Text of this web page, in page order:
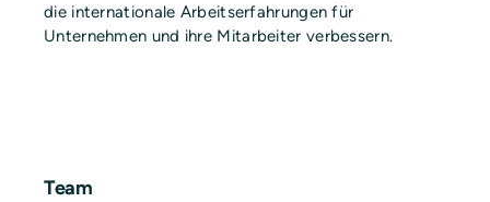
die internationale Arbeitserfahrungen für
Unternehmen und ihre Mitarbeiter verbessern.
Team